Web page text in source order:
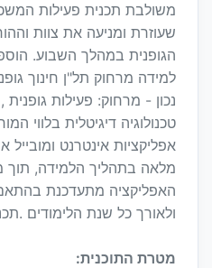
משולבת תכנית פעילות
שעוזרת ומניעה את צוות
הגופנית במהלך השבוע.
למידה מרחוק תל"ן חינוך
נכון - מרחוק: פעילות גופנית
טכנולוגיה דיגיטלית בלווי
אפליקציות אינטרנט
מלאה בתהליך הלמידה, תוך
האפליקציה מתעדכנת
ולאורך כל שנת הלימודים
מטרת התוכנית: